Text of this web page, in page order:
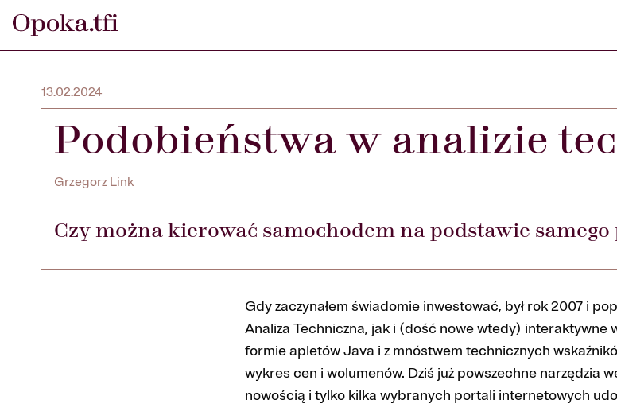
13.02.2024
Podobieństwa w analizie
Grzegorz Link
Czy można kierować samochodem na podstawie
Gdy zaczynałem świadomie inwestować, był rok 2007 i
Analiza Techniczna, jak i (dość nowe wtedy) interaktywne
formie apletów Java i z mnóstwem technicznych
wykres cen i wolumenów. Dziś już powszechne narzędzia
nowością i tylko kilka wybranych portali internetowych